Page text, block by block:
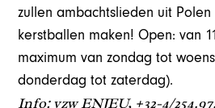
zullen ambachtslieden uit
kerstballen maken! Open: van
maximum van zondag tot
donderdag tot zaterdag).
Info: vzw ENJEU, +32-4/